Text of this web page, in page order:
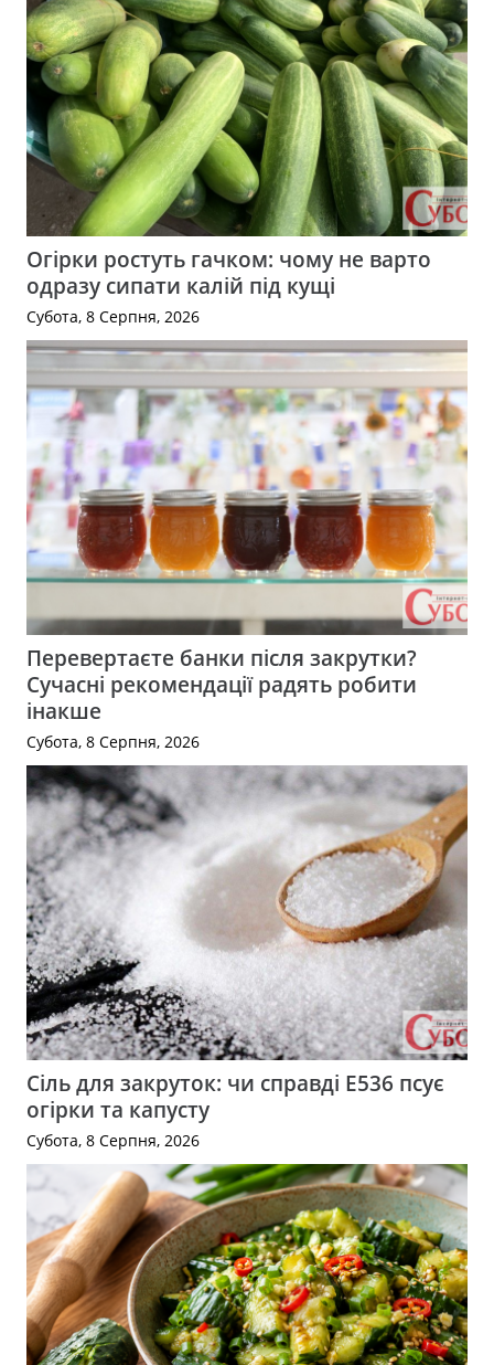
Огірки ростуть гачком: чому не варто
одразу сипати калій під кущі
Субота, 8 Серпня, 2026
Перевертаєте банки після закрутки?
Сучасні рекомендації радять робити
інакше
Субота, 8 Серпня, 2026
Сіль для закруток: чи справді Е536 псує
огірки та капусту
Субота, 8 Серпня, 2026